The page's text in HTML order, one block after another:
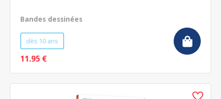
Bandes dessinées
dès 10 ans
11.95 €